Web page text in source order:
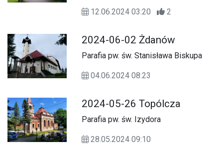
12.06.2024 03:20 2
2024-06-02 Żdanów
Parafia pw. św. Stanisława Biskupa
04.06.2024 08:23
2024-05-26 Topólcza
Parafia pw. św. Izydora
28.05.2024 09:10